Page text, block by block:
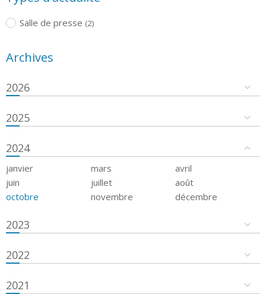
Salle de presse (2)
Archives
2026
2025
2024
janvier mars
avril
juin
juillet
août
octobre
novembre décembre
2023
2022
2021